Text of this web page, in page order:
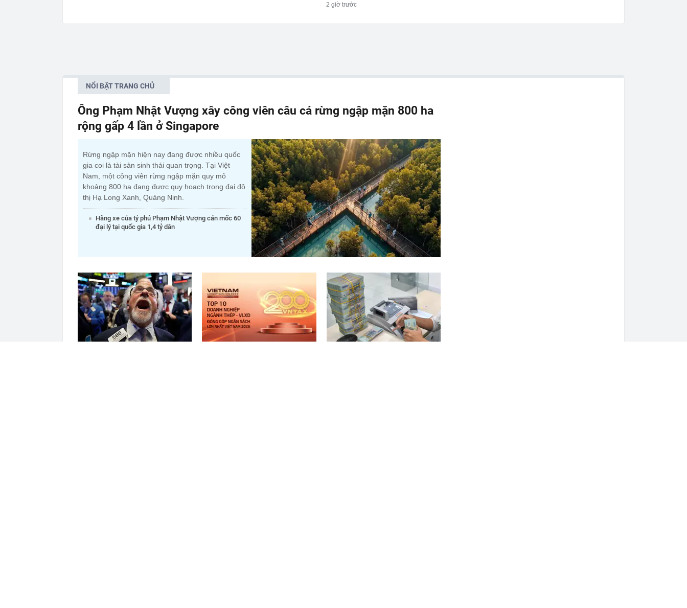
2 giờ trước
NỔI BẬT TRANG CHỦ
Ông Phạm Nhật Vượng xây công viên câu cá rừng ngập mặn 800 ha
rộng gấp 4 lần ở Singapore
Rừng ngập mặn hiện nay đang được nhiều quốc
gia coi là tài sản sinh thái quan trọng. Tại Việt
Nam, một công viên rừng ngập mặn quy mô
khoảng 800 ha đang được quy hoạch trong đại đô
thị Hạ Long Xanh, Quảng Ninh.
Hãng xe của tỷ phú Phạm Nhật Vượng cán mốc 60
đại lý tại quốc gia 1,4 tỷ dân